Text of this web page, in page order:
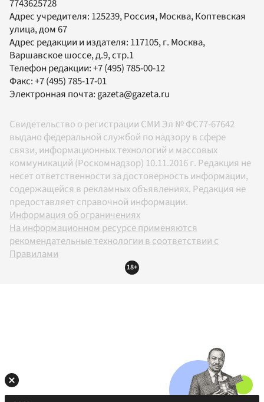
7743625728
Адрес учредителя: 125239, Россия, Москва, Коптевская
улица, дом 67
Адрес редакции и издателя: 117105, г. Москва,
Варшавское шоссе, д.9, стр.1
Телефон редакции:+7 (495) 785-00-12
Факс:+7 (495) 785-17-01
Электронная почта:gazeta@gazeta.ru
Свидетельство о регистрации СМИ Эл № ФС77-67642
выдано федеральной службой по надзору в сфере
связи, информационных технологий и массовых
коммуникаций (Роскомнадзор) 10.11.2016 г. Редакция не
несет ответственности за достоверность информации,
содержащейся в рекламных объявлениях. Редакция не
предоставляет справочной информации.
Информация об ограничениях
На информационном ресурсе применяются
рекомендательные технологии в соответствии с
Правилами
18+